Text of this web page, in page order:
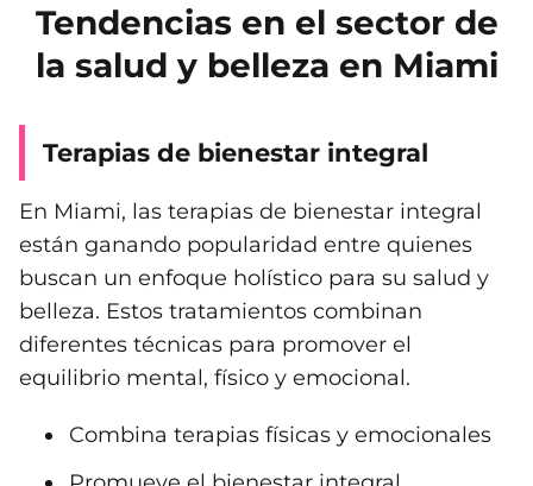
Tendencias en el sector de
la salud y belleza en Miami
Terapias de bienestar integral
En Miami, las terapias de bienestar integral
están ganando popularidad entre quienes
buscan un enfoque holístico para su salud y
belleza. Estos tratamientos combinan
diferentes técnicas para promover el
equilibrio mental, físico y emocional.
Combina terapias físicas y emocionales